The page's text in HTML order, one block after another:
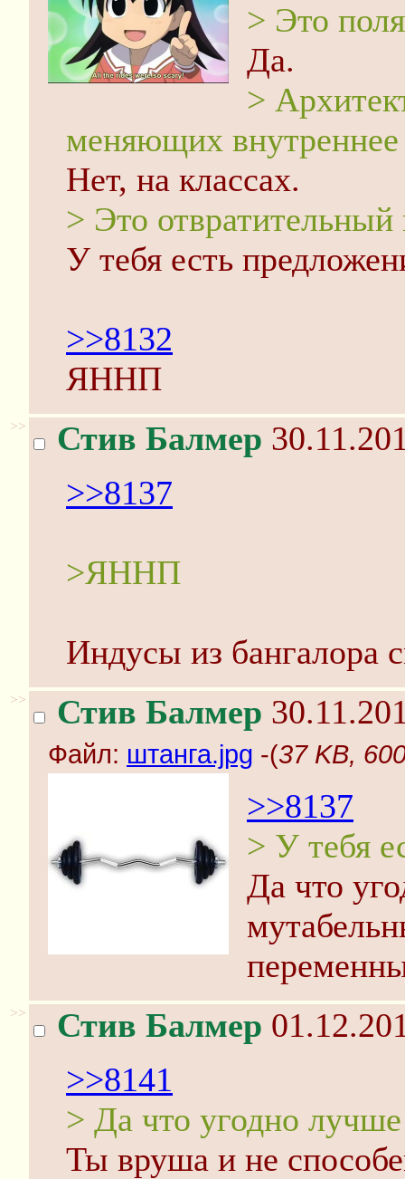
> Это
Да.
>
меняющих внутреннее
Нет, на классах.
> Это
У тебя есть
>>8132
ЯННП
>> Стив Балмер
>>8137
>ЯННП
Индусы из бангалора
>> Стив Балмер
Файл: штанга.jpg -(37 KB,
>>8137
> У тебя
Да что
>> Стив Балмер
>>8141
> Да что угодно лучше
Ты вруша и не